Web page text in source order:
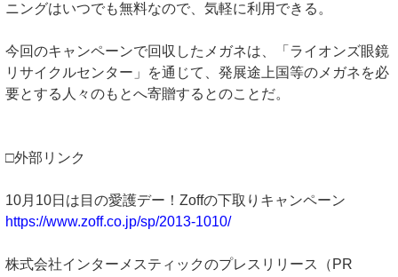
ニングはいつでも無料なので、気軽に利用できる。
今回のキャンペーンで回収したメガネは、「ライオンズ眼鏡
リサイクルセンター」を通じて、発展途上国等のメガネを必
要とする人々のもとへ寄贈するとのことだ。
□外部リンク
10月10日は目の愛護デー！Zoffの下取りキャンペーン
https://www.zoff.co.jp/sp/2013-1010/
株式会社インターメスティックのプレスリリース（PR